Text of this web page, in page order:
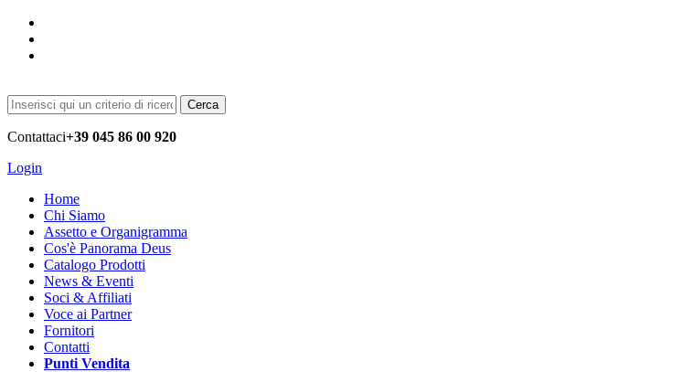
Cerca
Contattaci+39 045 86 00 920
Login
Home
Chi Siamo
Assetto e Organigramma
Cos'è Panorama Deus
Catalogo Prodotti
News & Eventi
Soci & Affiliati
Voce ai Partner
Fornitori
Contatti
Punti Vendita